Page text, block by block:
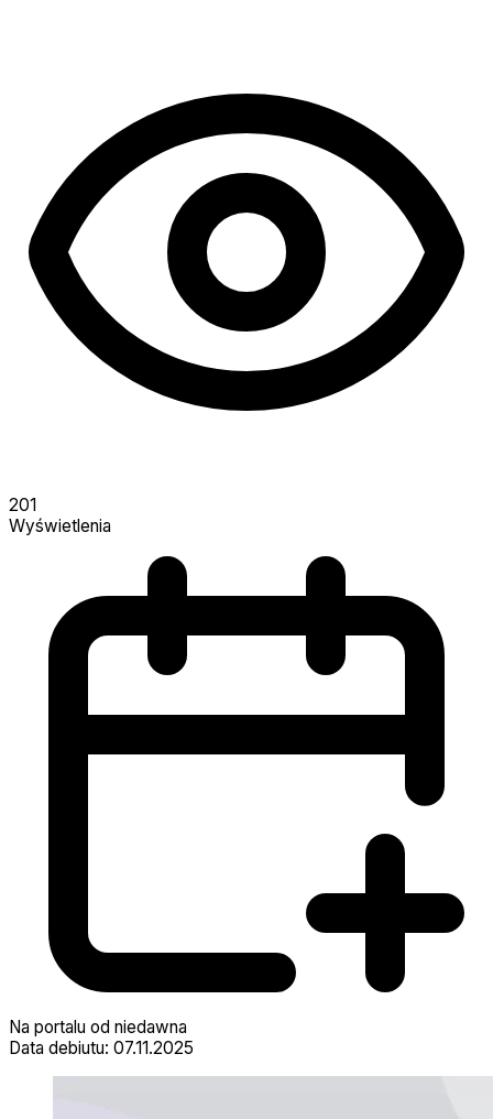
201
Wyświetlenia
Na portalu od niedawna
Data debiutu: 07.11.2025